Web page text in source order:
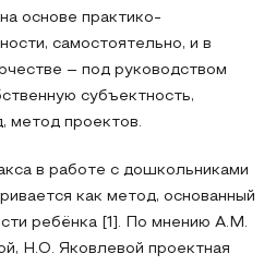
основе практико-
самостоятельно, и в
– под руководством
субъектность,
метод проектов.
в работе с дошкольниками
как метод, основанный
ребёнка [1]. По мнению А.М.
Н.О. Яковлевой проектная